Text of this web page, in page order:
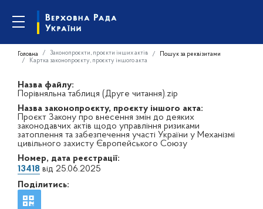
Головна Законопроєкти, проєкти інших актів
Пошук за реквізитами
Картка законопроєкту, проєкту іншого акта
Назва файлу:
Порівняльна таблиця (Друге читання).zip
Назва законопроєкту, проєкту іншого акта:
Проєкт Закону про внесення змін до деяких
законодавчих актів щодо управління ризиками
затоплення та забезпечення участі України у Механізмі
цивільного захисту Європейського Союзу
Номер, дата реєстрації:
13418 від 25.06.2025
Поділитись: